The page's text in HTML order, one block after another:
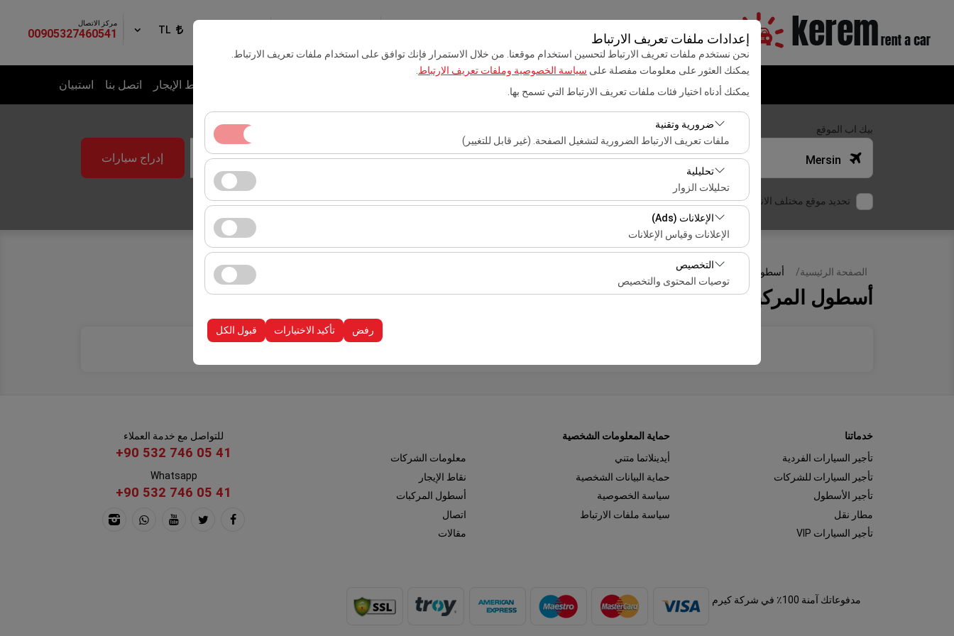
إعدادات ملفات تعريف الارتباط
نحن نستخدم ملفات تعريف الارتباط لتحسين استخدام موقعنا. من خلال الاستمرار فإنك توافق على استخدام ملفات تعريف الارتباط.
يمكنك العثور على معلومات مفصلة على سياسة الخصوصية وملفات تعريف الارتباط
يمكنك أدناه اختيار فئات ملفات تعريف الارتباط التي تسمح بها.
ضرورية وتقنية
ملفات تعريف الارتباط الضرورية لتشغيل الصفحة. (غير قابل للتغيير)
تعد ملفات تعريف الارتباط هذه ضرورية لعمل الموقع بشكل صحيح، والأمان، وإدارة الجلسات، والوظائف الأساسية. لا يمكن تعطيلها.
تحليلية
تحليلات الزوار
تتيح لنا ملفات تعريف الارتباط هذه تحليل كيفية استخدام موقعنا (عدد الزوار، الصفحات الأكثر زيارة، سلوك المستخدمين). تُستخدم
هذه البيانات لقياس أداء الموقع وتحسين تجربة المستخدم بشكل مستمر.
الإعلانات (Ads)
الإعلانات وقياس الإعلانات
تتيح لنا ملفات تعريف الارتباط هذه عرض إعلانات مخصصة تتناسب مع اهتماماتك وقياس فعالية حملاتنا الإعلانية (عدد مرات الظهور،
معدل النقر).
التخصيص
توصيات المحتوى والتخصيص
رفض تأكيد الاختيارات قبول الكل
TL
مركز الاتصال
00905327460541
نقاط الإيجار اتصل بنا استبيان
بيك اب الموقع
تحديد موقع مختلف الانزال
09:00
09:00 إدراج سيارات
الصفحة الرئيسية أسطول المركبات
أسطول المركبات
خدماتنا
تأجير السيارات الفردية
تأجير السيارات للشركات
تأجير الأسطول
مطار نقل
تأجير السيارات VIP
حماية المعلومات الشخصية
أيدينلاتما متني
حماية البيانات الشخصية
سياسة الخصوصية
سياسة ملفات الارتباط
معلومات الشركات
نقاط الإيجار
أسطول المركبات
اتصال
مقالات
للتواصل مع خدمة العملاء
+90 532 746 05 41
Whatsapp
+90 532 746 05 41
مدفوعاتك آمنة 100٪ في شركة كيرم